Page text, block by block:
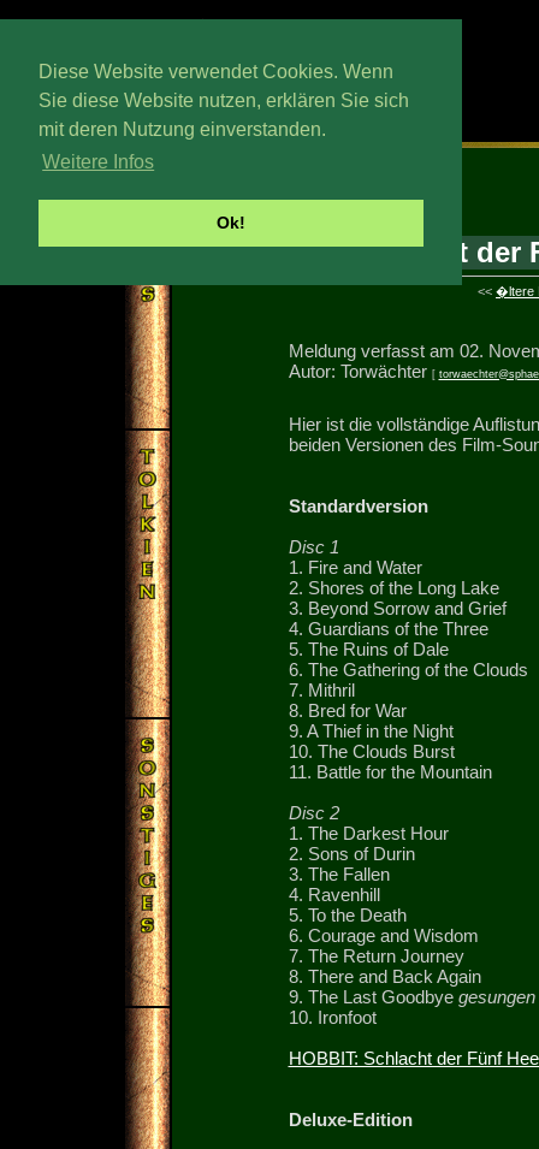
Diese Website verwendet Cookies. Wenn
Sie diese Website nutzen, erklären Sie sich
mit deren Nutzung einverstanden.
Weitere Infos
Ok!
Sonntag, 13. Wedmath 2026
Schlacht der
<< �ltere
Meldung verfasst am 02.
Autor: Torwächter [
Hier ist die vollständige
beiden Versionen des Film-
Standardversion
Disc 1
1. Fire and Water
2. Shores of the Long Lake
3. Beyond Sorrow and Grief
4. Guardians of the Three
5. The Ruins of Dale
6. The Gathering of the Clouds
7. Mithril
8. Bred for War
9. A Thief in the Night
10. The Clouds Burst
11. Battle for the Mountain
Disc 2
1. The Darkest Hour
2. Sons of Durin
3. The Fallen
4. Ravenhill
5. To the Death
6. Courage and Wisdom
7. The Return Journey
8. There and Back Again
9. The Last Goodbye
10. Ironfoot
HOBBIT: Schlacht der Fünf
Deluxe-Edition